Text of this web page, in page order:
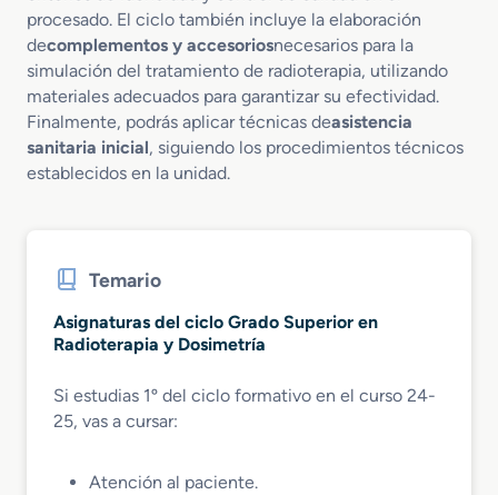
procesado. El ciclo también incluye la elaboración
decomplementos y accesoriosnecesarios para la
simulación del tratamiento de radioterapia, utilizando
materiales adecuados para garantizar su efectividad.
Finalmente, podrás aplicar técnicas deasistencia
sanitaria inicial, siguiendo los procedimientos técnicos
establecidos en la unidad.
Temario
Asignaturas del ciclo Grado Superior en
Radioterapia y Dosimetría
Si estudias 1º del ciclo formativo en el curso 24-
25, vas a cursar:
Atención al paciente.